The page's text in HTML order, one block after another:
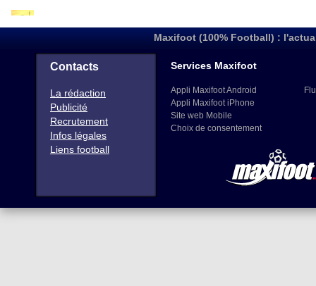
Maxifoot (100% Football) :
Contacts
La rédaction
Publicité
Recrutement
Infos légales
Liens football
Services Maxifoot
Appli Maxifoot Android
Appli Maxifoot iPhone
Site web Mobile
Choix de consentement